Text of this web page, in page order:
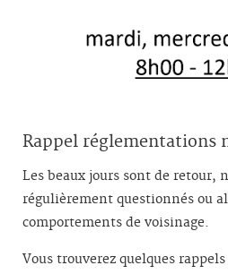
Rappel réglementations
Les beaux jours sont de retour,
régulièrement questionnés ou
comportements de voisinage.
Vous trouverez quelques